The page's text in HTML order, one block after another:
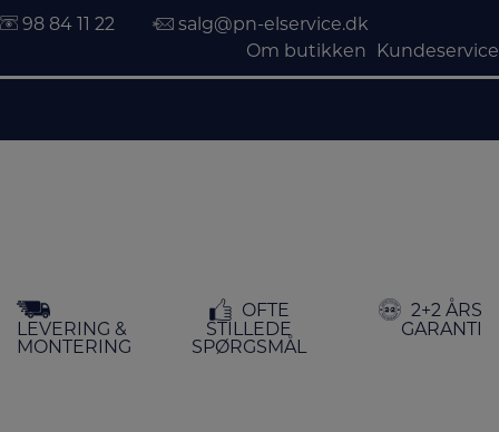
indholdet
98 84 11 22
salg@pn-elservice.dk
Om butikken
Kundeservice
LEVERING &
MONTERING
OFTE
STILLEDE
SPØRGSMÅL
2+2 ÅRS
GARANTI